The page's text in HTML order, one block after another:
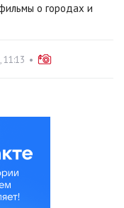
о городах и
11:13 •